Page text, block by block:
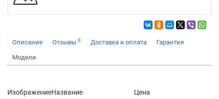
Описание Отзывы 0 Доставка и оплата Гарантия
Модели
ИзображениеНазвание Цена